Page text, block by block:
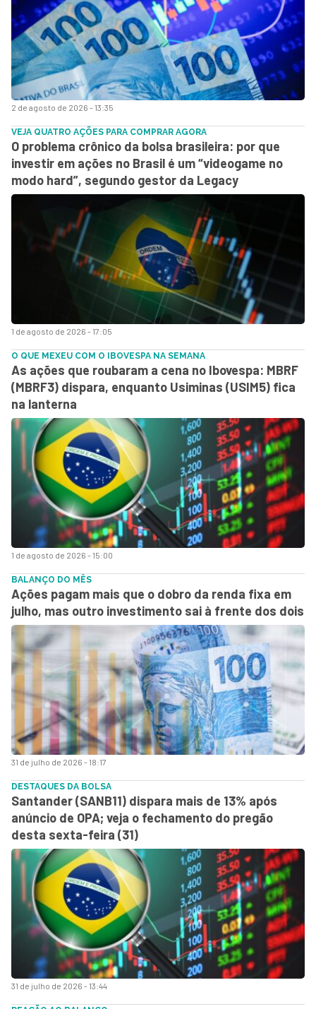
2 de agosto de 2026 - 13:35
1 de agosto de 2026 - 17:05
VEJA QUATRO AÇÕES PARA COMPRAR AGORA
O problema crônico da bolsa brasileira: por que
investir em ações no Brasil é um “videogame no
modo hard”, segundo gestor da Legacy
1 de agosto de 2026 - 15:00
O QUE MEXEU COM O IBOVESPA NA SEMANA
As ações que roubaram a cena no Ibovespa: MBRF
(MBRF3) dispara, enquanto Usiminas (USIM5) fica
na lanterna
31 de julho de 2026 - 18:17
BALANÇO DO MÊS
Ações pagam mais que o dobro da renda fixa em
julho, mas outro investimento sai à frente dos dois
31 de julho de 2026 - 13:44
DESTAQUES DA BOLSA
Santander (SANB11) dispara mais de 13% após
anúncio de OPA; veja o fechamento do pregão
desta sexta-feira (31)